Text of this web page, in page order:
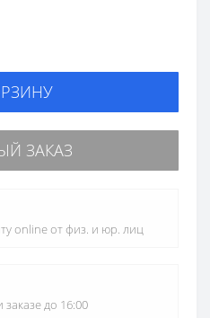
ЗАКАЗ
online от физ. и юр. лиц
до 16:00